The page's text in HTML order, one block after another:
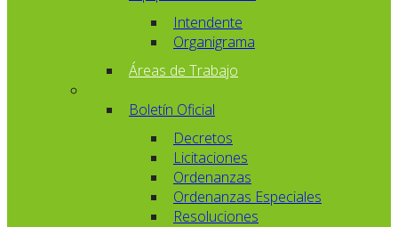
Intendente
Organigrama
Áreas de Trabajo
Boletín Oficial
Decretos
Licitaciones
Ordenanzas
Ordenanzas Especiales
Resoluciones